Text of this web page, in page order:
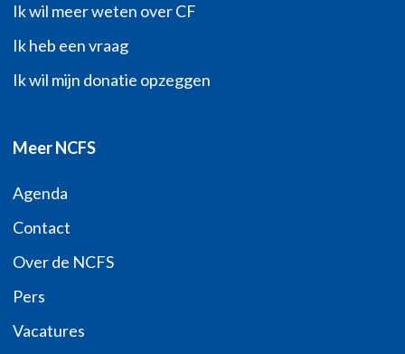
Ik wil meer weten over CF
Ik heb een vraag
Ik wil mijn donatie opzeggen
Meer NCFS
Agenda
Contact
Over de NCFS
Pers
Vacatures